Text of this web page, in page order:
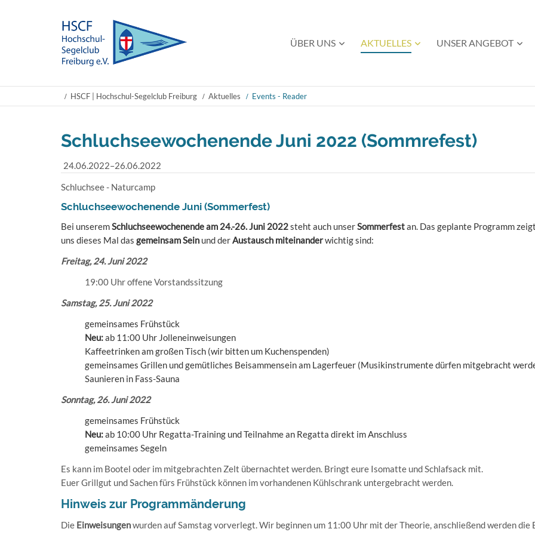
Navigation
ÜBER UNS AKTUELLES UNSER ANGEBOT
HSCF | Hochschul-Segelclub Freiburg Aktuelles Events - Reader
Schluchseewochenende Juni 2022 (Sommrefest)
24.06.2022–26.06.2022
Schluchsee - Naturcamp
Schluchseewochenende Juni (Sommerfest)
Bei unseremSchluchseewochenende am 24.-26. Juni 2022steht auch unserSommerfestan. Das geplante Programm
uns dieses Mal das gemeinsam Sein und derAustausch miteinanderwichtig sind:
Freitag, 24. Juni 2022
19:00 Uhr offene Vorstandssitzung
Samstag, 25. Juni 2022
gemeinsames Frühstück
Neu:ab 11:00 Uhr Jolleneinweisungen
Kaffeetrinken am großen Tisch (wir bitten um Kuchenspenden)
gemeinsames Grillen und gemütliches Beisammensein am Lagerfeuer (Musikinstrumente dürfen mitgebracht
Saunieren in Fass-Sauna
Sonntag, 26. Juni 2022
gemeinsames Frühstück
Neu:ab 10:00 Uhr Regatta-Training und Teilnahme an Regatta direkt im Anschluss
gemeinsames Segeln
Es kann im Bootel oder im mitgebrachten Zelt übernachtet werden. Bringt eure Isomatte und Schlafsack mit.
Euer Grillgut und Sachen fürs Frühstück können im vorhandenen Kühlschrank untergebracht werden.
Hinweis zur Programmänderung
Die Einweisungenwurden auf Samstag vorverlegt. Wir beginnen um 11:00 Uhr mit der Theorie, anschließend werden die